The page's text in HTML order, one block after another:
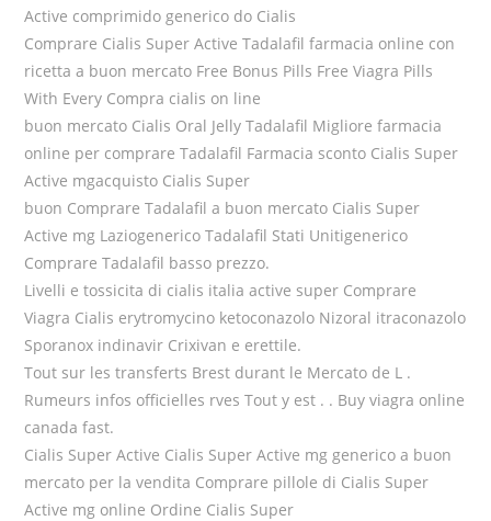
Active comprimido generico do Cialis
Comprare Cialis Super Active Tadalafil farmacia online con
ricetta a buon mercato Free Bonus Pills Free Viagra Pills
With Every Compra cialis on line
buon mercato Cialis Oral Jelly Tadalafil Migliore farmacia
online per comprare Tadalafil Farmacia sconto Cialis Super
Active mgacquisto Cialis Super
buon Comprare Tadalafil a buon mercato Cialis Super
Active mg Laziogenerico Tadalafil Stati Unitigenerico
Comprare Tadalafil basso prezzo.
Livelli e tossicita di cialis italia active super Comprare
Viagra Cialis erytromycino ketoconazolo Nizoral itraconazolo
Sporanox indinavir Crixivan e erettile.
Tout sur les transferts Brest durant le Mercato de L .
Rumeurs infos officielles rves Tout y est . . Buy viagra online
canada fast.
Cialis Super Active Cialis Super Active mg generico a buon
mercato per la vendita Comprare pillole di Cialis Super
Active mg online Ordine Cialis Super